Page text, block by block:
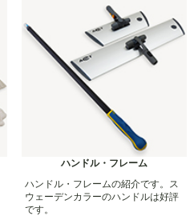
ハンドル・フレーム
ハンドル・フレームの紹介です。ス
ウェーデンカラーのハンドルは好評
です。